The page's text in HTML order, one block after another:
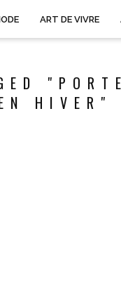
ART DE VIVRE
HIVER"